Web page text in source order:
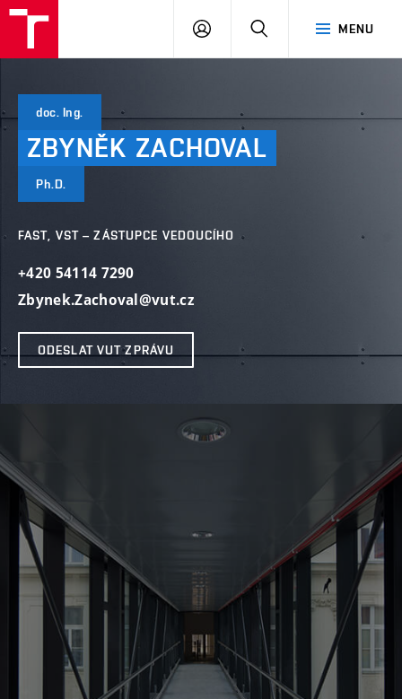
MENU
PŘIHLÁSIT
doc. Ing.
ZBYNĚK ZACHOVAL
Ph.D.
FAST, VST – ZÁSTUPCE VEDOUCÍHO
+420 54114 7290
Zbynek.Zachoval@vut.cz
ODESLAT VUT ZPRÁVU